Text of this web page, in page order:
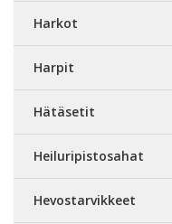
Harkot
Harpit
Hätäsetit
Heiluripistosahat
Hevostarvikkeet